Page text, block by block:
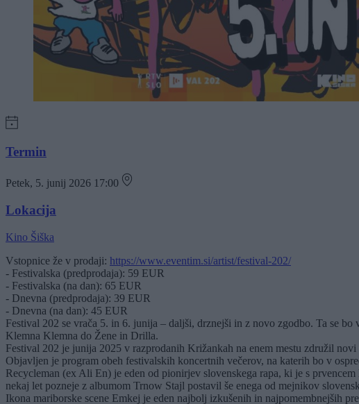
Termin
Petek, 5. junij 2026 17:00
Lokacija
Kino Šiška
Vstopnice že v prodaji: https://www.eventim.si/artist/festival-202/
- Festivalska (predprodaja): 59 EUR
- Festivalska (na dan): 65 EUR
- Dnevna (predprodaja): 39 EUR
- Dnevna (na dan): 45 EUR
Festival 202 se vrača 5. in 6. junija – daljši, drznejši in z novo zgodbo. Ta se
Klemna Klemna do Žene in Drilla.
Festival 202 je junija 2025 v razprodanih Križankah na enem mestu združil
Objavljen je program obeh festivalskih koncertnih večerov, na katerih bo v
Recycleman (ex Ali En) je eden od pionirjev slovenskega rapa, ki je s
nekaj let pozneje z albumom Trnow Stajl postavil še enega od mejnikov
Ikona mariborske scene Emkej je eden najbolj izkušenih in najpomembnejših